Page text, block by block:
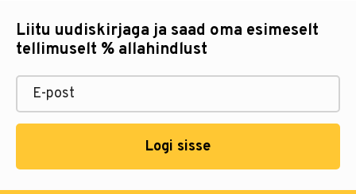
Liitu uudiskirjaga ja saad oma esimeselt
tellimuselt % allahindlust
Logi sisse